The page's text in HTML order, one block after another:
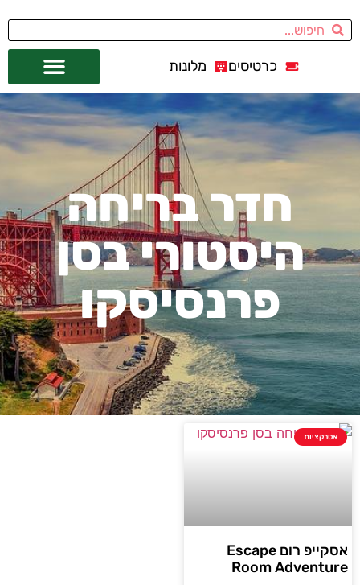
כרטיסים מלונות
חדר בריחה
היסטורי בסן
פרנסיסקו
אטרקציות
אסקייפ רום Escape
Room Adventure